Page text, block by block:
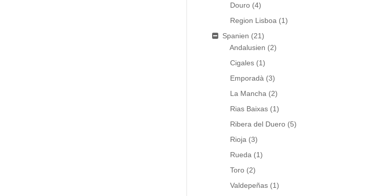
Douro (4)
Region Lisboa (1)
Spanien (21)
Andalusien (2)
Cigales (1)
Emporadà (3)
La Mancha (2)
Rias Baixas (1)
Ribera del Duero (5)
Rioja (3)
Rueda (1)
Toro (2)
Valdepeñas (1)